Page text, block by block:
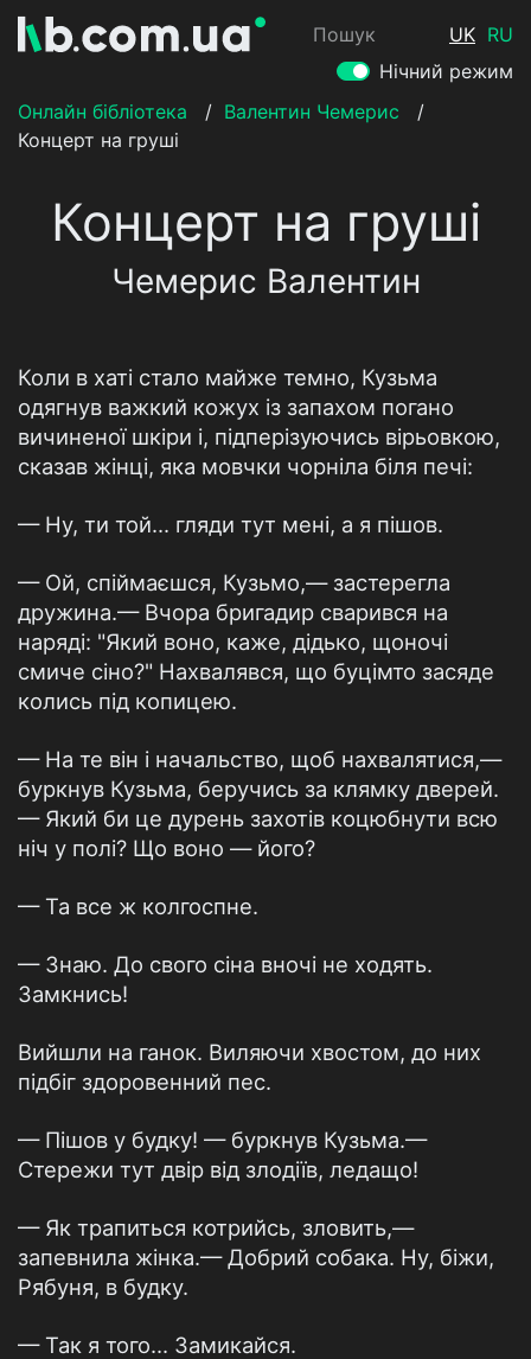
Пошук UK RU
Нічний режим
Онлайн бібліотека
/ Валентин Чемерис
/
Концерт на груші
Концерт на груші
Чемерис Валентин
Коли в хаті стало майже темно, Кузьма
одягнув важкий кожух із запахом погано
вичиненої шкіри і, підперізуючись вірьовкою,
сказав жінці, яка мовчки чорніла біля печі:
— Ну, ти той... гляди тут мені, а я пішов.
— Ой, спіймаєшся, Кузьмо,— застерегла
дружина.— Вчора бригадир сварився на
наряді: "Який воно, каже, дідько, щоночі
смиче сіно?" Нахвалявся, що буцімто засяде
колись під копицею.
— На те він і начальство, щоб нахвалятися,—
буркнув Кузьма, беручись за клямку дверей.
— Який би це дурень захотів коцюбнути всю
ніч у полі? Що воно — його?
— Та все ж колгоспне.
— Знаю. До свого сіна вночі не ходять.
Замкнись!
Вийшли на ганок. Виляючи хвостом, до них
підбіг здоровенний пес.
— Пішов у будку! — буркнув Кузьма.—
Стережи тут двір від злодіїв, ледащо!
— Як трапиться котрийсь, зловить,—
запевнила жінка.— Добрий собака. Ну, біжи,
Рябуня, в будку.
— Так я того... Замикайся.